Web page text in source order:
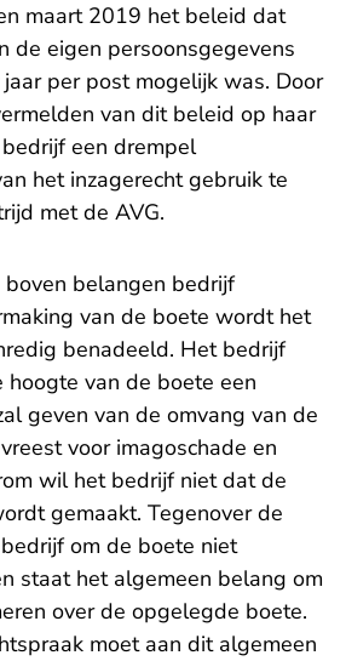
maart 2019 het beleid dat
de eigen persoonsgegevens
per post mogelijk was. Door
van dit beleid op haar
een drempel
het inzagerecht gebruik te
met de AVG.
belangen bedrijf
van de boete wordt het
benadeeld. Het bedrijf
van de boete een
geven van de omvang van de
voor imagoschade en
wil het bedrijf niet dat de
gemaakt. Tegenover de
om de boete niet
staat het algemeen belang om
over de opgelegde boete.
moet aan dit algemeen